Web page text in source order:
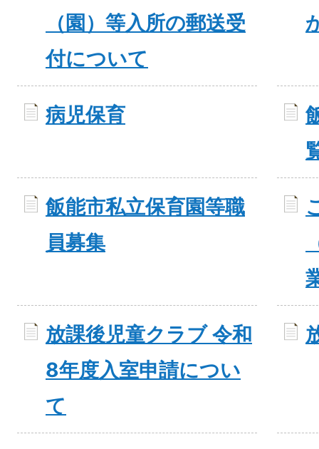
（園）等入所の郵送受
付について
病児保育
飯能市私立保育園等職
員募集
放課後児童クラブ 令和
8年度入室申請につい
て